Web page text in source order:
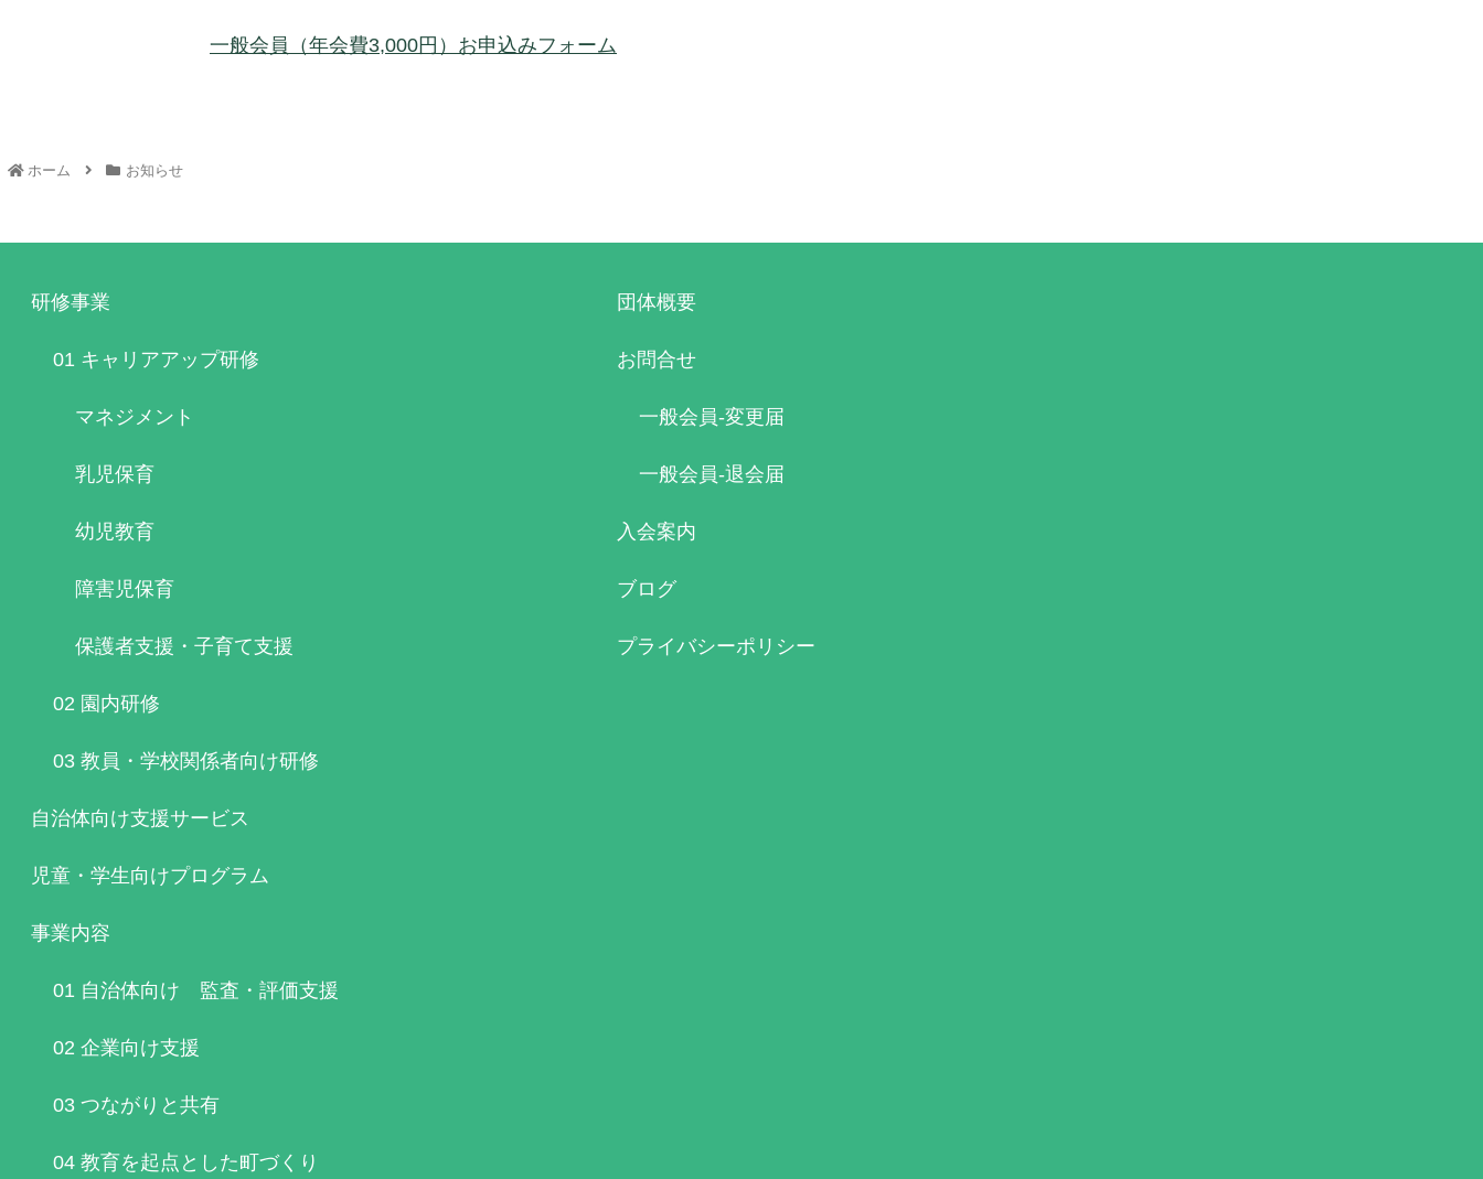
一般会員（年会費3,000円）お申込みフォーム
ホーム お知らせ
研修事業
01 キャリアアップ研修
マネジメント
乳児保育
幼児教育
障害児保育
保護者支援・子育て支援
02 園内研修
03 教員・学校関係者向け研修
自治体向け支援サービス
児童・学生向けプログラム
事業内容
01 自治体向け 監査・評価支援
02 企業向け支援
03 つながりと共有
04 教育を起点とした町づくり
団体概要
お問合せ
一般会員-変更届
一般会員-退会届
入会案内
ブログ
プライバシーポリシー